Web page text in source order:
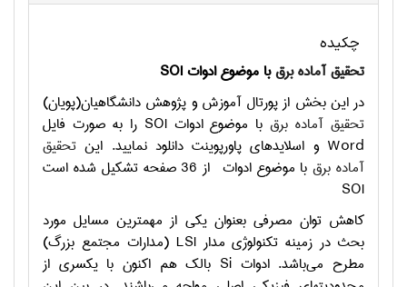
چکیده
تحقیق آماده برقبا موضوع ادواتSOI
در این بخش از پورتال آموزش و پژوهش دانشگاهیان(پویان)
تحقیق آماده برقبا موضوع ادواتSOI را به صورت فایل
Word و اسلایدهای پاورپوینت دانلود نمایید. این تحقیق
آماده برقبا موضوع ادوات
SOI
كاهش توان مصرفي بعنوان يكي از مهمترين مسايل مورد
بحث در زمينه تكنولوژي مدارLSI (مدارات مجتمع بزرگ)
مطرح مي‌باشد. ادوات Si بالك هم اكنون با يكسري از